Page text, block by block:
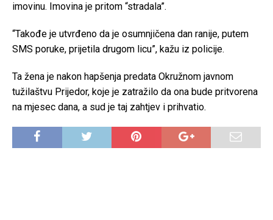
imovinu. Imovina je pritom “stradala”.
“Takođe je utvrđeno da je osumnjičena dan ranije, putem
SMS poruke, prijetila drugom licu”, kažu iz policije.
Ta žena je nakon hapšenja predata Okružnom javnom
tužilaštvu Prijedor, koje je zatražilo da ona bude pritvorena
na mjesec dana, a sud je taj zahtjev i prihvatio.